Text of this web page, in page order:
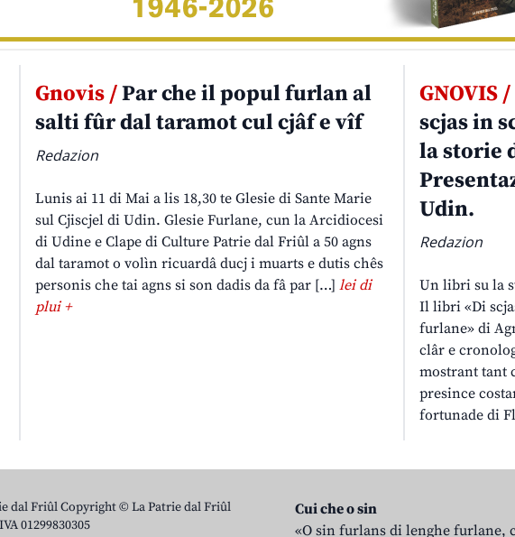
Gnovis /Par che il popul furlan al
salti fûr dal taramot cul cjâf e vîf
Redazion
Lunis ai 11 di Mai a lis 18,30 te Glesie di Sante Marie
sul Cjiscjel di Udin. Glesie Furlane, cun la Arcidiocesi
di Udine e Clape di Culture Patrie dal Friûl a 50 agns
dal taramot o volìn ricuardâ ducj i muarts e dutis chês
personis che tai agns si son dadis da fâ par […] lei di
plui +
GNOVIS /
scjas in
la storie
Udin.
Redazion
Un libri su la
Il libri «Di
furlane» di
clâr e
mostrant tant
presince
fortunade di
dal Friûl Copyright © La Patrie dal Friûl
01299830305
Cui che o sin
«O sin furlans di lenghe furlane,